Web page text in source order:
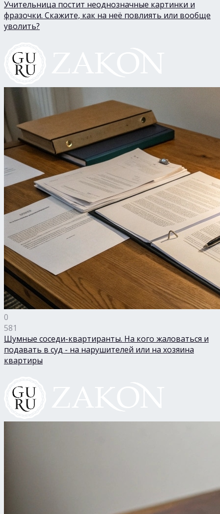
Учительница постит неоднозначные картинки и
фразочки. Скажите, как на неё повлиять или вообще
уволить?
0
581
Шумные соседи-квартиранты. На кого жаловаться и
подавать в суд - на нарушителей или на хозяина
квартиры